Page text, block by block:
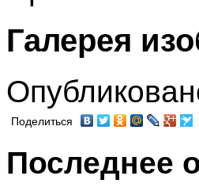
Галерея
Поделиться
Последнее